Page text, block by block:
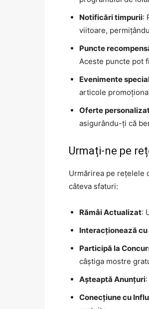
Notificări timpurii:
viitoare,
Puncte
Aceste puncte pot
Evenimente
articole
Oferte
asigurându-ți că
Urmați-ne pe
Urmărirea pe rețelele
câteva sfaturi:
Rămâi Actualizat:
Interacționează
Participă la
câștiga mostre
Așteaptă Anunțuri
Conecțiune cu